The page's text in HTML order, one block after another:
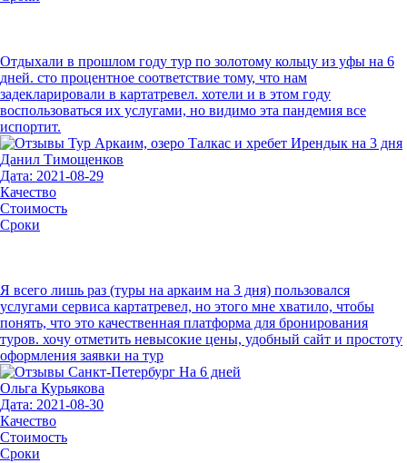
Отдыхали в прошлом году тур по золотому кольцу из уфы на 6
дней. сто процентное соответствие тому, что нам
задекларировали в картатревел. хотели и в этом году
воспользоваться их услугами, но видимо эта пандемия все
испортит.
Данил Тимощенков
Дата: 2021-08-29
Качество
Стоимость
Сроки
Я всего лишь раз (туры на аркаим на 3 дня) пользовался
услугами сервиса картатревел, но этого мне хватило, чтобы
понять, что это качественная платформа для бронирования
туров. хочу отметить невысокие цены, удобный сайт и простоту
оформления заявки на тур
Ольга Курьякова
Дата: 2021-08-30
Качество
Стоимость
Сроки